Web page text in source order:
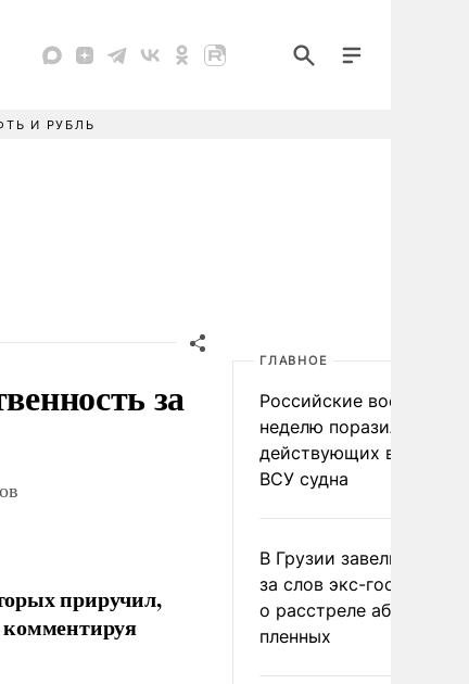
И РУБЛЬ
за
приручил,
ГЛАВНОЕ
Российские военные за
неделю поразили 34
действующих в
ВСУ судна
В Грузии завели дело
за слов экс-
о расстреле абхазских
пленных